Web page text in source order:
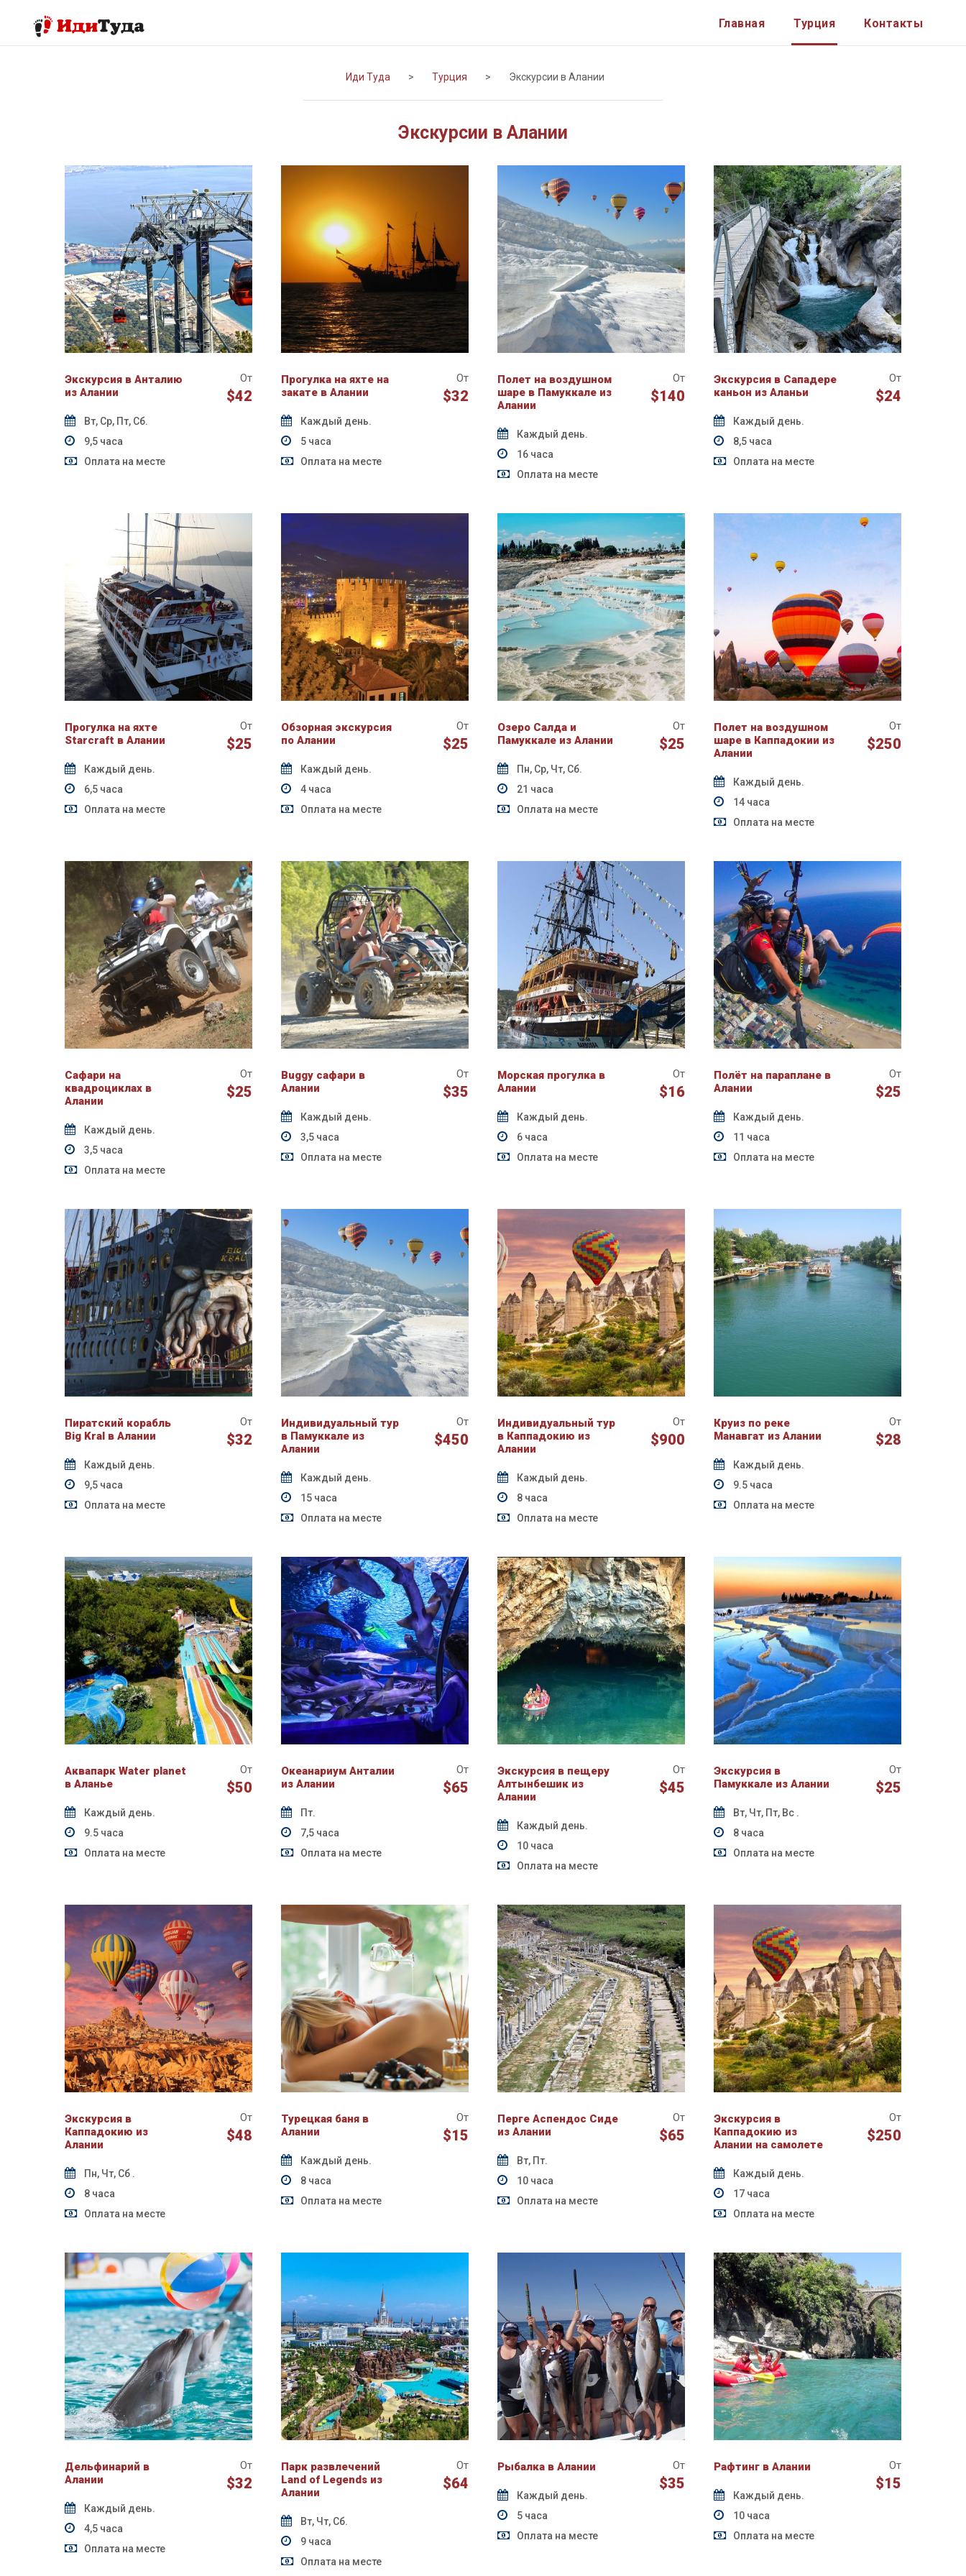
Главная Турция Контакты
Иди Туда > Турция > Экскурсии в Алании
Экскурсии в Алании
Экскурсия в Анталию
из Алании
От
$42
Вт, Ср, Пт, Сб.
9,5 часа
Оплата на месте
Прогулка на яхте на
закате в Алании
От
$32
Каждый день.
5 часа
Оплата на месте
Полет на воздушном
шаре в Памуккале из
Алании
От
$140
Каждый день.
16 часа
Оплата на месте
Экскурсия в Сападере
каньон из Аланьи
От
$24
Каждый день.
8,5 часа
Оплата на месте
Прогулка на яхте
Starcraft в Алании
От
$25
Каждый день.
6,5 часа
Оплата на месте
Обзорная экскурсия
по Алании
От
$25
Каждый день.
4 часа
Оплата на месте
Озеро Салда и
Памуккале из Алании
От
$25
Пн, Ср, Чт, Сб.
21 часа
Оплата на месте
Полет на воздушном
шаре в Каппадокии из
Алании
От
$250
Каждый день.
14 часа
Оплата на месте
Cафари на
квадроциклах в
Алании
От
$25
Каждый день.
3,5 часа
Оплата на месте
Buggy сафари в
Алании
От
$35
Каждый день.
3,5 часа
Оплата на месте
Морская прогулка в
Алании
От
$16
Каждый день.
6 часа
Оплата на месте
Полёт на параплане в
Алании
От
$25
Каждый день.
11 часа
Оплата на месте
Пиратский корабль
Big Kral в Алании
От
$32
Каждый день.
9,5 часа
Оплата на месте
Индивидуальный тур
в Памуккале из
Алании
От
$450
Каждый день.
15 часа
Оплата на месте
Индивидуальный тур
в Каппадокию из
Алании
От
$900
Каждый день.
8 часа
Оплата на месте
Круиз по реке
Манавгат из Алании
От
$28
Каждый день.
9.5 часа
Оплата на месте
Аквапарк Water planet
в Аланье
От
$50
Каждый день.
9.5 часа
Оплата на месте
Океанариум Анталии
из Алании
От
$65
Пт.
7,5 часа
Оплата на месте
Экскурсия в пещеру
Алтынбешик из
Алании
От
$45
Каждый день.
10 часа
Оплата на месте
Экскурсия в
Памуккале из Алании
От
$25
Вт, Чт, Пт, Вс .
8 часа
Оплата на месте
Экскурсия в
Каппадокию из
Алании
От
$48
Пн, Чт, Сб .
8 часа
Оплата на месте
Турецкая баня в
Алании
От
$15
Каждый день.
8 часа
Оплата на месте
Перге Аспендос Сиде
из Алании
От
$65
Вт, Пт.
10 часа
Оплата на месте
Экскурсия в
Каппадокию из
Алании на самолете
От
$250
Каждый день.
17 часа
Оплата на месте
Дельфинарий в
Алании
От
$32
Каждый день.
4,5 часа
Оплата на месте
Парк развлечений
Land of Legends из
Алании
От
$64
Вт, Чт, Сб.
9 часа
Оплата на месте
Рыбалка в Алании От
$35
Каждый день.
5 часа
Оплата на месте
Рафтинг в Алании От
$15
Каждый день.
10 часа
Оплата на месте